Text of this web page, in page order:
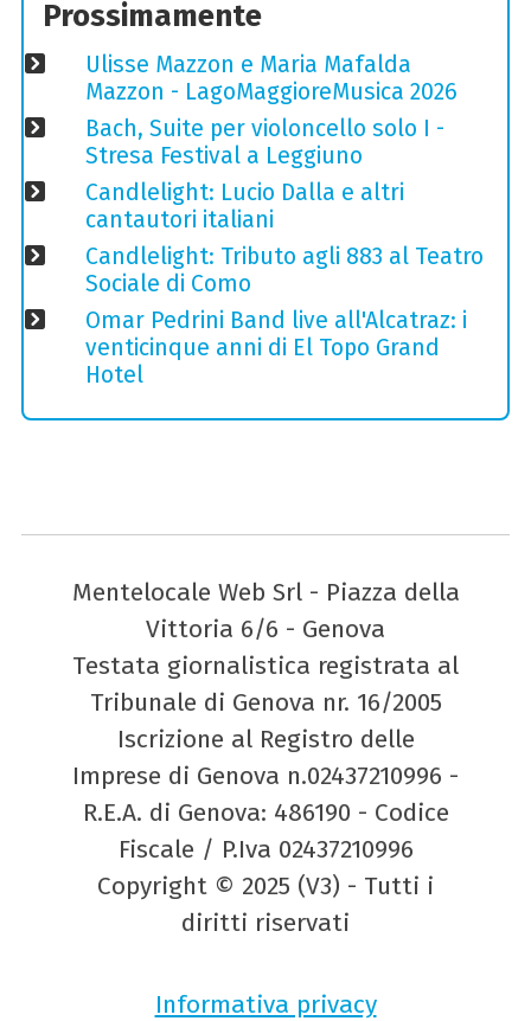
Prossimamente
Ulisse Mazzon e Maria Mafalda
Mazzon - LagoMaggioreMusica 2026
Bach, Suite per violoncello solo I -
Stresa Festival a Leggiuno
Candlelight: Lucio Dalla e altri
cantautori italiani
Candlelight: Tributo agli 883 al Teatro
Sociale di Como
Omar Pedrini Band live all'Alcatraz: i
venticinque anni di El Topo Grand
Hotel
Mentelocale Web Srl - Piazza della
Vittoria 6/6 - Genova
Testata giornalistica registrata al
Tribunale di Genova nr. 16/2005
Iscrizione al Registro delle
Imprese di Genova n.02437210996 -
R.E.A. di Genova: 486190 - Codice
Fiscale / P.Iva 02437210996
Copyright © 2025 (V3) - Tutti i
diritti riservati
Informativa privacy